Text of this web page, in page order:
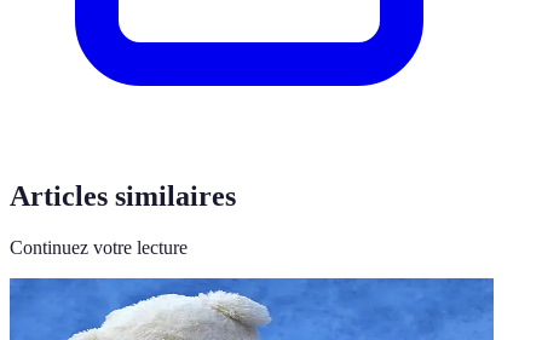
Articles similaires
Continuez votre lecture